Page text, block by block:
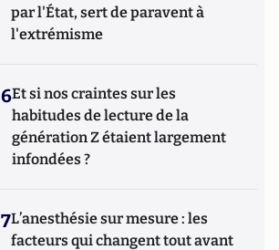
par l'État, sert de paravent à
l'extrémisme
6Et si nos craintes sur les
habitudes de lecture de la
génération Z étaient largement
infondées ?
7L’anesthésie sur mesure : les
facteurs qui changent tout avant